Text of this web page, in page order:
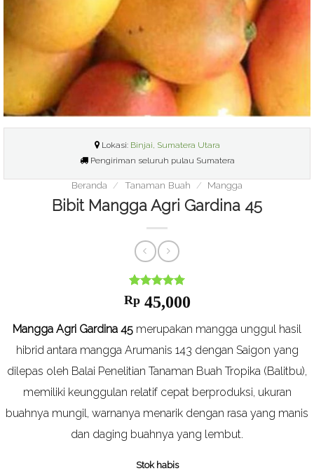
Lokasi: Binjai, Sumatera Utara
Pengiriman seluruh pulau Sumatera
Beranda / Tanaman Buah / Mangga
Bibit Mangga Agri Gardina 45
Nilai5 dari
5
ulasan
1
Rp45,000
Mangga Agri Gardina 45 merupakan mangga unggul hasil
hibrid antara mangga Arumanis 143 dengan Saigon yang
dilepas oleh Balai Penelitian Tanaman Buah Tropika (Balitbu),
memiliki keunggulan relatif cepat berproduksi, ukuran
buahnya mungil, warnanya menarik dengan rasa yang manis
dan daging buahnya yang lembut.
Stok habis